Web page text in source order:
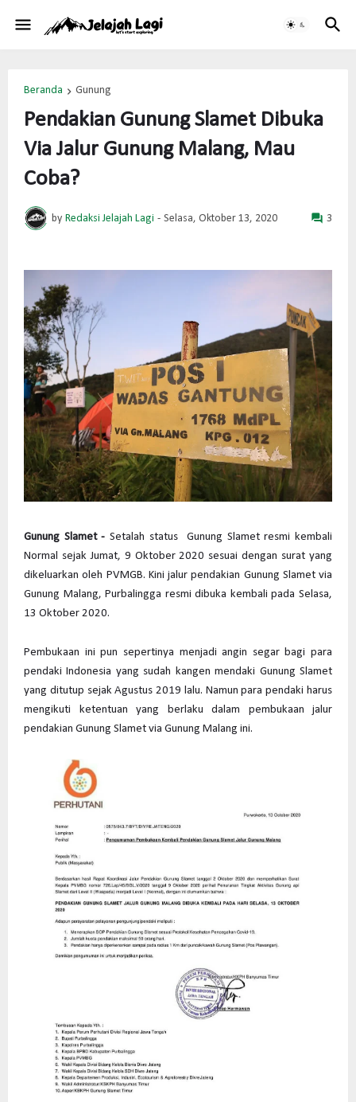
Beranda Gunung
Pendakian Gunung Slamet Dibuka
Via Jalur Gunung Malang, Mau
Coba?
by Redaksi Jelajah Lagi - Selasa, Oktober 13, 2020 3
Gunung Slamet-Setalah status Gunung Slamet resmi kembali
Normal sejak Jumat, 9 Oktober 2020 sesuai dengan surat yang
dikeluarkan oleh PVMGB. Kini jalur pendakian Gunung Slamet via
Gunung Malang, Purbalingga resmi dibuka kembali pada Selasa,
13 Oktober 2020.
Pembukaan ini pun sepertinya menjadi angin segar bagi para
pendaki Indonesia yang sudah kangen mendaki Gunung Slamet
yang ditutup sejak Agustus 2019 lalu. Namun para pendaki harus
mengikuti ketentuan yang berlaku dalam pembukaan jalur
pendakian Gunung Slamet via Gunung Malang ini.